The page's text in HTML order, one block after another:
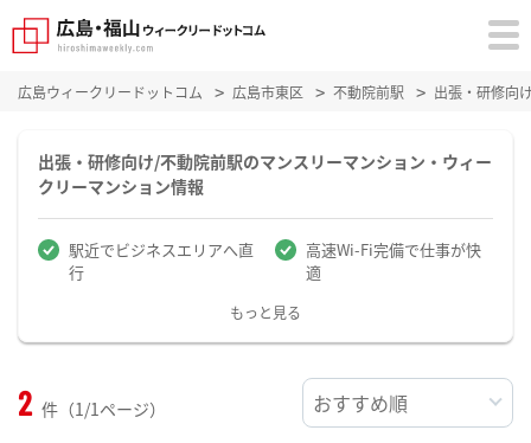
広島ウィークリードットコム 広島市東区 不動院前駅 出張・研修向
出張・研修向け/不動院前駅のマンスリーマンション・ウィー
クリーマンション情報
駅近でビジネスエリアへ直
行
高速Wi-Fi完備で仕事が快
適
もっと見る
2 件（1/1ページ）